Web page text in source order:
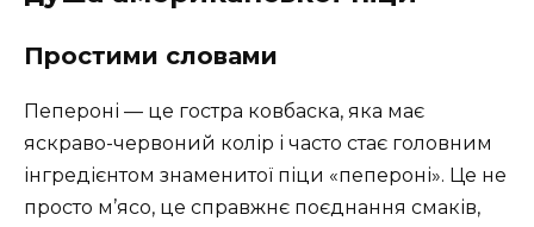
Простими словами
Пепероні — це гостра ковбаска, яка має
яскраво-червоний колір і часто стає головним
інгредієнтом знаменитої піци «пепероні». Це не
просто м’ясо, це справжнє поєднання смаків,